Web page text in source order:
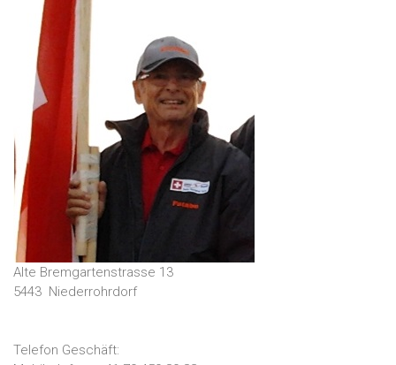
Alte Bremgartenstrasse 13
5443 Niederrohrdorf
Telefon Geschäft: